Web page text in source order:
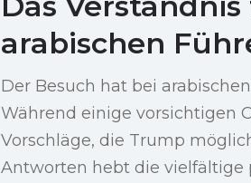
arabischen
Der Besuch hat bei
Während einige vorsichtigen
Vorschläge, die Trump
Antworten hebt die vielfältige